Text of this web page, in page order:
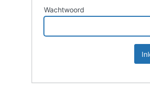
Wachtwoord